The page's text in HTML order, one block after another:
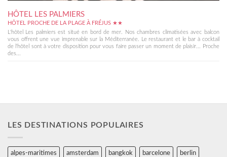
HÔTEL LES PALMIERS
HÔTEL PROCHE DE LA PLAGE À FRÉJUS ★★
L'hôtel Les palmiers est situé en bord de mer. Nos chambres climatisées avec balcon
vous offrent une vue imprenable sur la Méditerranée. Le restaurant et le bar à cocktail
de l'hôtel sont à votre disposition pour vous faire passer un moment de plaisir... Proche
des...
LES DESTINATIONS POPULAIRES
alpes-maritimes amsterdam bangkok barcelone berlin